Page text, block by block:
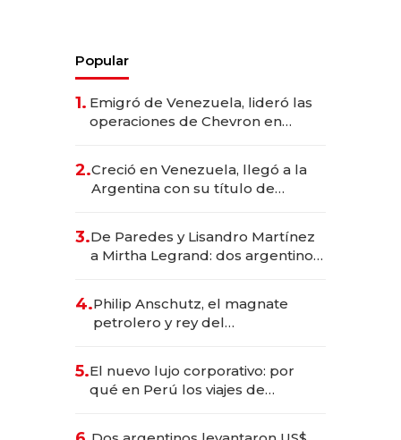
Popular
1. Emigró de Venezuela, lideró las
operaciones de Chevron en
2.Creció en Venezuela, llegó a la
Argentina con su título de
las marcas "fast premium"
3.De Paredes y Lisandro Martínez
a Mirtha Legrand: dos argentinos
4.Philip Anschutz, el magnate
petrolero y rey del
Fénix
5.El nuevo lujo corporativo: por
qué en Perú los viajes de
para convertirse en experiencias